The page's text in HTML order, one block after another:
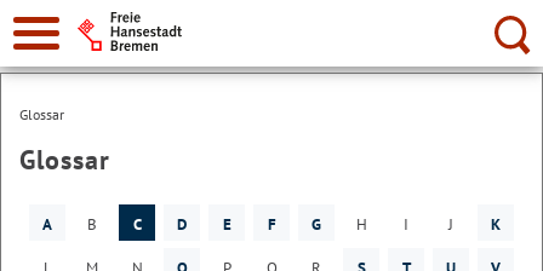
Suche:
Glossar
Glossar
A B C D E F G H I J K